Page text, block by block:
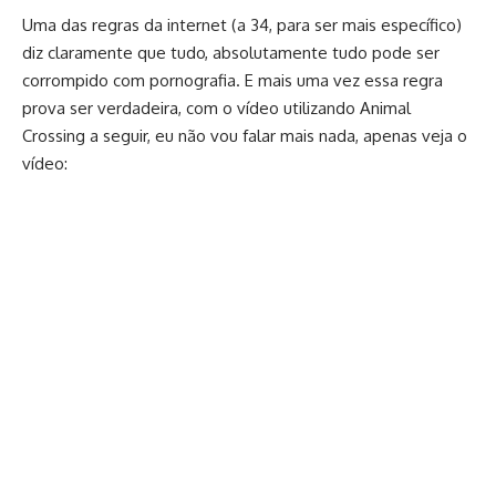
Uma das regras da internet (a 34, para ser mais específico)
diz claramente que tudo, absolutamente tudo pode ser
corrompido com pornografia. E mais uma vez essa regra
prova ser verdadeira, com o vídeo utilizando Animal
Crossing a seguir, eu não vou falar mais nada, apenas veja o
vídeo: